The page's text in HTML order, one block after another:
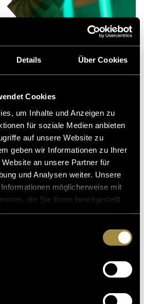
Details Über Cookies
Cookies
um Inhalte und Anzeigen zu
für soziale Medien anbieten
auf unsere Website zu
geben wir Informationen zu Ihrer
an unsere Partner für
und Analysen weiter. Unsere
möglicherweise mit
die Sie ihnen bereitgestellt